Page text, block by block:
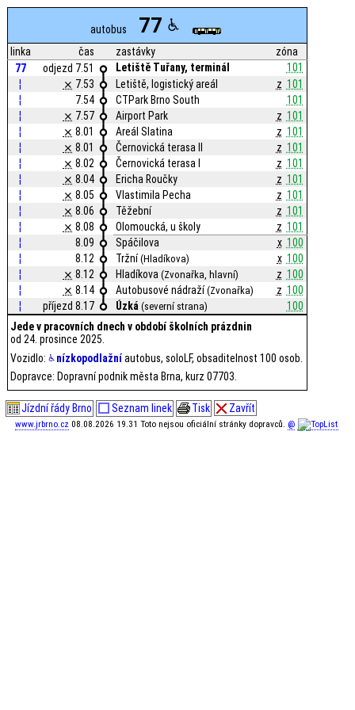
autobus 77
linka čas zastávky
zóna
77
odjezd 7.51 Letiště Tuřany, terminál
101
¦
⨯ 7.53 Letiště, logistický areál z 101
¦
7.54 CTPark Brno South
101
¦
⨯ 7.57 Airport Park z 101
¦
⨯ 8.01 Areál Slatina z 101
¦
⨯ 8.01 Černovická terasa II z 101
¦
⨯ 8.02 Černovická terasa I z 101
¦
⨯ 8.04 Ericha Roučky z 101
¦
⨯ 8.05 Vlastimila Pecha z 101
¦
⨯ 8.06 Těžební z 101
¦
⨯ 8.08 Olomoucká, u školy z 101
¦
8.09 Spáčilova x 100
¦
8.12 Tržní(Hladíkova) x 100
¦
⨯ 8.12 Hladíkova(Zvonařka, hlavní) z 100
¦
⨯ 8.14 Autobusové nádraží(Zvonařka) z 100
¦
příjezd 8.17 Úzká (severní strana)
100
Jede v pracovních dnech v období školních prázdnin
od 24. prosince 2025.
Vozidlo: nízkopodlažníautobus, soloLF, obsaditelnost 100 osob.
Dopravce: Dopravní podnik města Brna, kurz 07703.
Jízdní řády Brno Seznam linek Tisk Zavřít
www.jrbrno.cz 08.08.2026 19.31 Toto nejsou oficiální stránky dopravců. @